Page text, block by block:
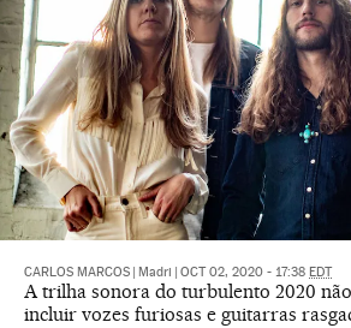
CARLOS MARCOS Madri OCT 02, 2020 - 17:38 EDT
A trilha sonora do turbulento 2020
incluir vozes furiosas e guitarras